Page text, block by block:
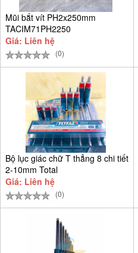
Mũi bắt vít PH2x250mm
TACIM71PH2250
Giá: Liên hệ
(0)
Bộ lục giác chữ T thẳng 8 chi tiết
2-10mm Total
Giá: Liên hệ
(0)